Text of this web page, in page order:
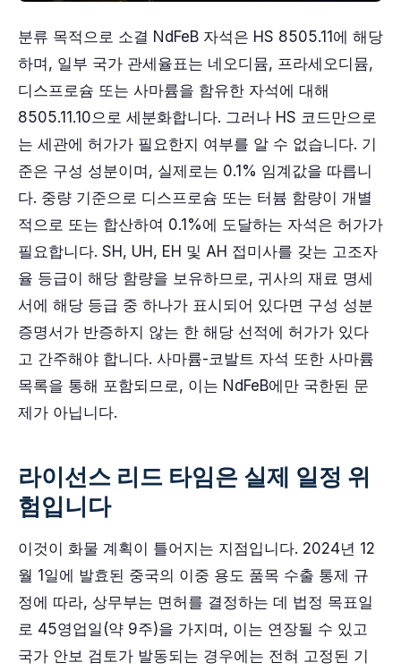
분류 목적으로 소결 NdFeB 자석은 HS 8505.11에 해당
하며, 일부 국가 관세율표는 네오디뮴, 프라세오디뮴,
디스프로슘 또는 사마륨을 함유한 자석에 대해
8505.11.10으로 세분화합니다. 그러나 HS 코드만으로
는 세관에 허가가 필요한지 여부를 알 수 없습니다. 기
준은 구성 성분이며, 실제로는 0.1% 임계값을 따릅니
다. 중량 기준으로 디스프로슘 또는 터븀 함량이 개별
적으로 또는 합산하여 0.1%에 도달하는 자석은 허가가
필요합니다. SH, UH, EH 및 AH 접미사를 갖는 고조자
율 등급이 해당 함량을 보유하므로, 귀사의 재료 명세
서에 해당 등급 중 하나가 표시되어 있다면 구성 성분
증명서가 반증하지 않는 한 해당 선적에 허가가 있다
고 간주해야 합니다. 사마륨-코발트 자석 또한 사마륨
목록을 통해 포함되므로, 이는 NdFeB에만 국한된 문
제가 아닙니다.
라이선스 리드 타임은 실제 일정 위
험입니다
이것이 화물 계획이 틀어지는 지점입니다. 2024년 12
월 1일에 발효된 중국의 이중 용도 품목 수출 통제 규
정에 따라, 상무부는 면허를 결정하는 데 법정 목표일
로 45영업일(약 9주)을 가지며, 이는 연장될 수 있고
국가 안보 검토가 발동되는 경우에는 전혀 고정된 기